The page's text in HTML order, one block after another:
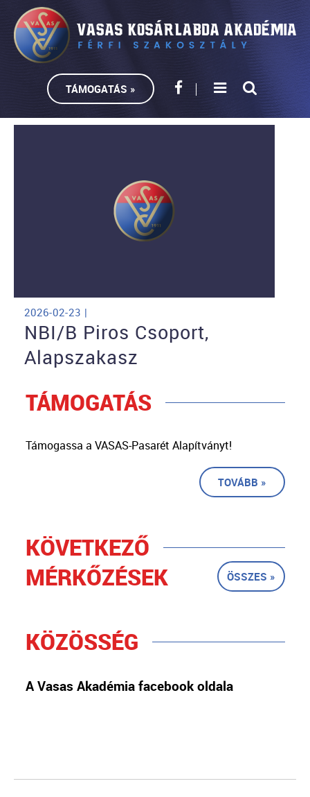
TÁMOGATÁS »
2026-02-23 |
NBI/B Piros Csoport,
Alapszakasz
TÁMOGATÁS
Támogassa a VASAS-Pasarét Alapítványt!
TOVÁBB »
KÖVETKEZŐ
MÉRKŐZÉSEK
ÖSSZES »
KÖZÖSSÉG
A Vasas Akadémia facebook oldala